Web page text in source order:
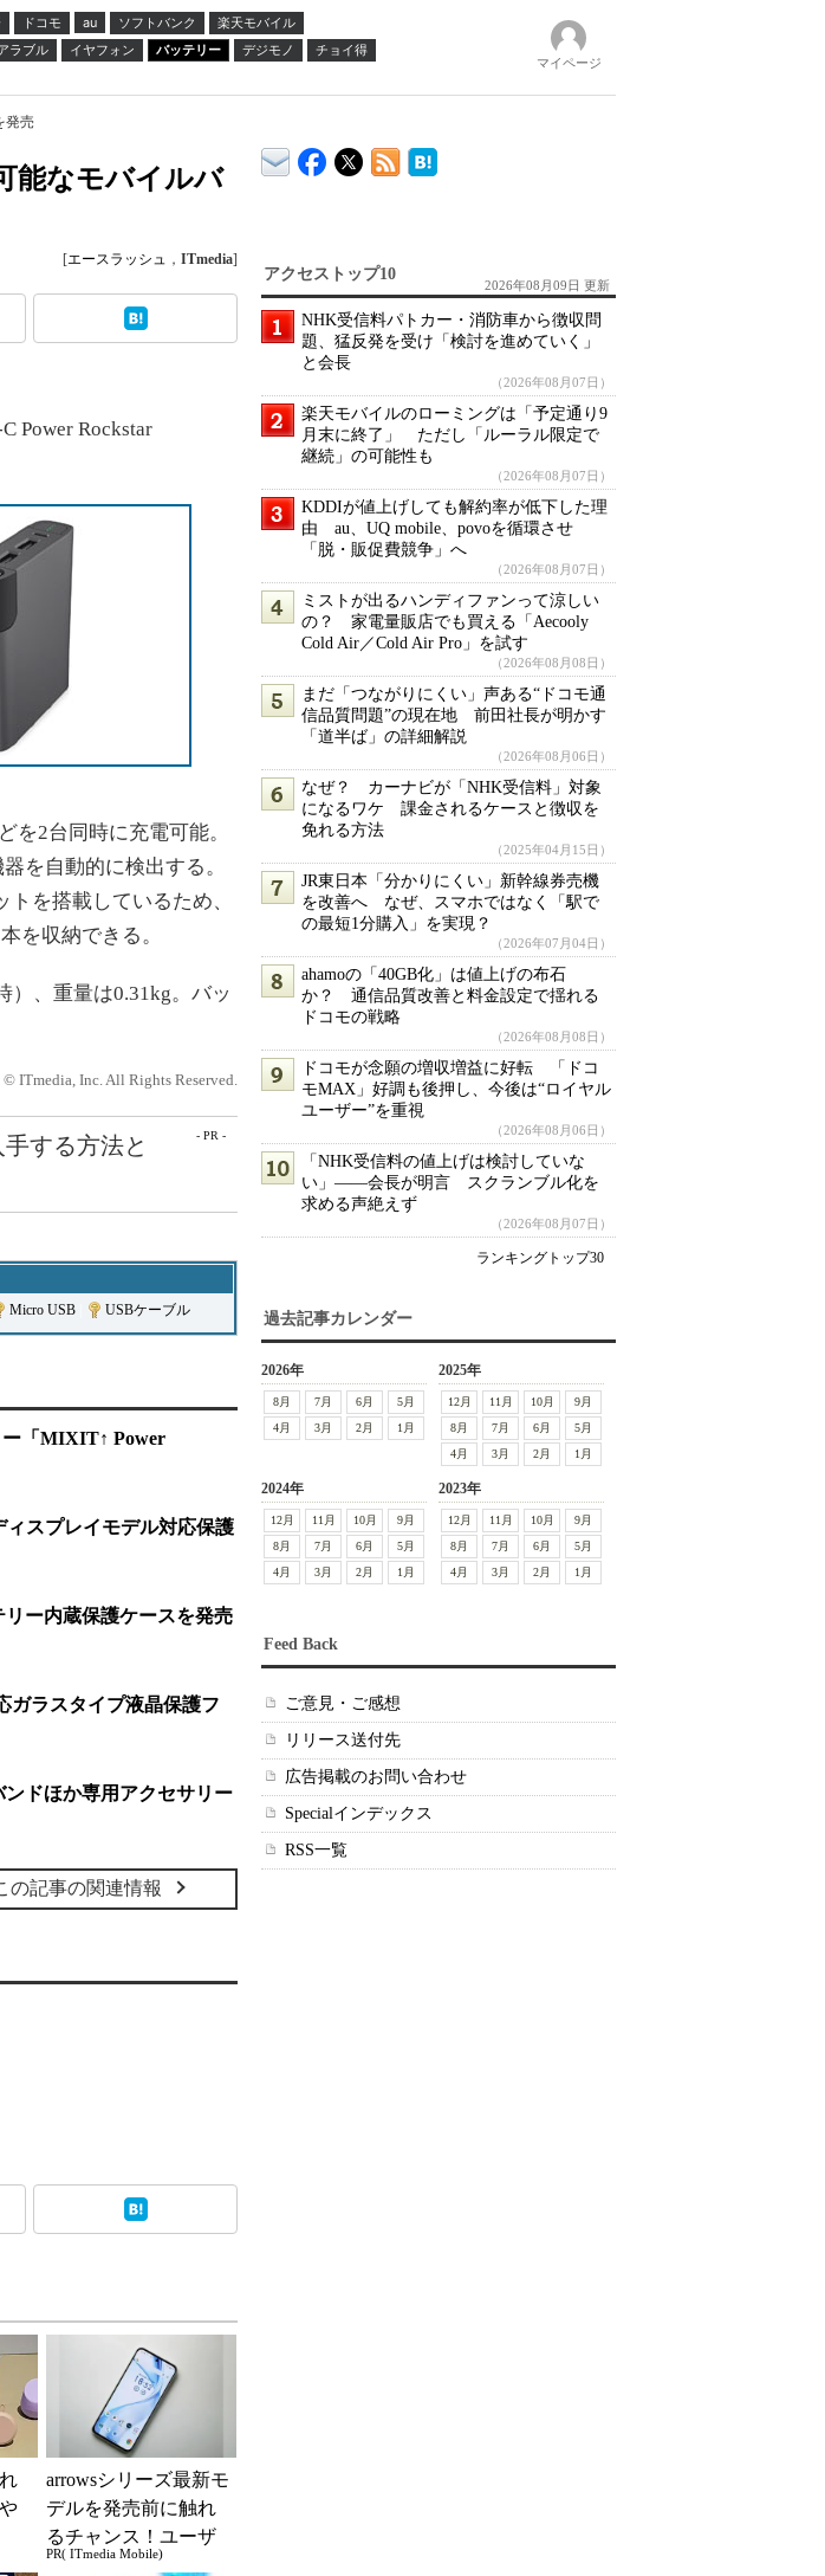
ドコモ au ソフトバンク
楽天モバイル
ラブル イヤフォン バッテリー デジモノ
チョイ得
マイページ
発売
能なモバイルバ
[エースラッシュ ， ITmedia]
Power Rockstar
を2台同時に充電可能。
を自動的に検出する。
を搭載しているため、
を収納できる。
、重量は0.31kg。バッ
ITmedia, Inc. All Rights Reserved.
- PR -
する方法と
Micro USB USBケーブル
ー「MIXIT↑ Power
スプレイモデル対応保護
リー内蔵保護ケースを発売
ガラスタイプ液晶保護フ
ドほか専用アクセサリー
の記事の関連情報
arrowsシリーズ最新モ
デルを発売前に触れ
るチャンス！ユーザ
ー座談会開催
PR( ITmedia Mobile)
アクセストップ10
2026年08月09日 更新
NHK受信料パトカー・消防車から徴収問
題、猛反発を受け「検討を進めていく」
と会長
（2026年08月07日）
楽天モバイルのローミングは「予定通り9
月末に終了」 ただし「ルーラル限定で
継続」の可能性も
（2026年08月07日）
KDDIが値上げしても解約率が低下した理
由 au、UQ mobile、povoを循環させ
「脱・販促費競争」へ
（2026年08月07日）
ミストが出るハンディファンって涼しい
の？ 家電量販店でも買える「Aecooly
Cold Air／Cold Air Pro」を試す
（2026年08月08日）
まだ「つながりにくい」声ある“ドコモ通
信品質問題”の現在地 前田社長が明かす
「道半ば」の詳細解説
（2026年08月06日）
なぜ？ カーナビが「NHK受信料」対象
になるワケ 課金されるケースと徴収を
免れる方法
（2025年04月15日）
JR東日本「分かりにくい」新幹線券売機
を改善へ なぜ、スマホではなく「駅で
の最短1分購入」を実現？
（2026年07月04日）
ahamoの「40GB化」は値上げの布石
か？ 通信品質改善と料金設定で揺れる
ドコモの戦略
（2026年08月08日）
ドコモが念願の増収増益に好転 「ドコ
モMAX」好調も後押し、今後は“ロイヤル
ユーザー”を重視
（2026年08月06日）
「NHK受信料の値上げは検討していな
い」――会長が明言 スクランブル化を
求める声絶えず
（2026年08月07日）
ランキングトップ30
過去記事カレンダー
2026年
8月 7月 6月
5月
4月
3月 2月 1月
2025年
12月 11月 10月
9月
8月
7月 6月
5月
4月
3月 2月 1月
2024年
12月 11月 10月
9月
8月
7月 6月
5月
4月
3月 2月 1月
2023年
12月 11月 10月
9月
8月
7月 6月
5月
4月
3月 2月 1月
Feed Back
ご意見・ご感想
リリース送付先
広告掲載のお問い合わせ
Specialインデックス
RSS一覧